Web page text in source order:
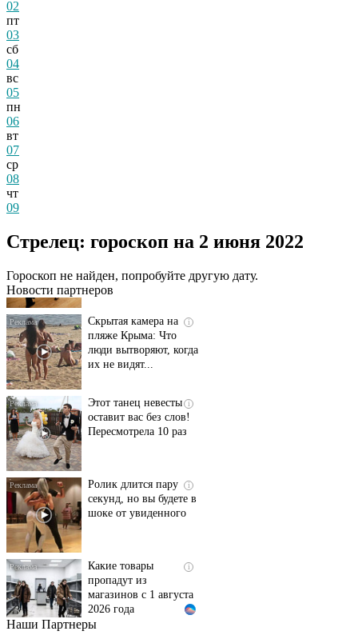
02
пт
03
сб
04
вс
05
пн
06
вт
07
ср
08
чт
09
Стрелец: гороскоп на 2 июня 2022
Гороскоп не найден, попробуйте другую дату.
Новости партнеров
несколько секунд, а
смеяться вы будете
пляже Крыма: Что
люди вытворяют, когда
их не видят...
оставит вас без слов!
Пересмотрела 10 раз
секунд, но вы будете в
шоке от увиденного
пропадут из
магазинов с 1 августа
2026 года
Ржу не переставая, это
Наши Партнеры